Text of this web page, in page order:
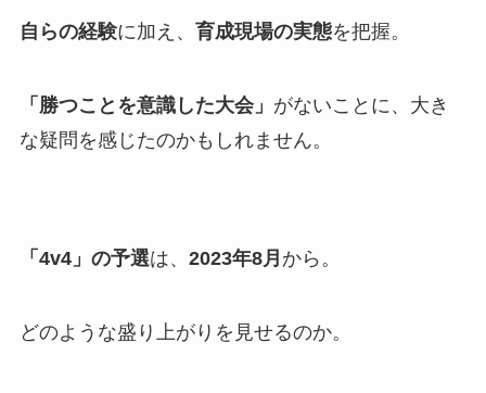
自らの経験に加え、 育成現場の実態を把握。
「勝つことを意識した大会」 がないことに、大き
な疑問を感じたのかもしれません。
「4v4」の予選は、 2023年8月 から。
どのような盛り上がりを見せるのか。